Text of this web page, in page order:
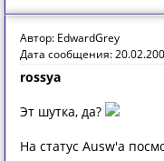
Автор: EdwardGrey
Дата сообщения:
rossya
Эт шутка, да?
На статус Ausw'а